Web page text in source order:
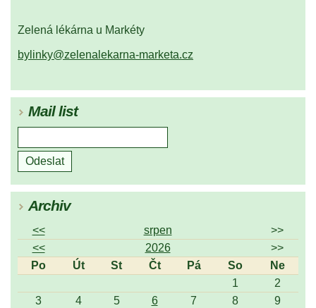
Zelená lékárna u Markéty
bylinky@zelenalekarna-marketa.cz
Mail list
Archiv
<< srpen
>>
<<
2026
>>
Po
Út St Čt Pá So
Ne
1
2
3
4 5 6 7 8
9